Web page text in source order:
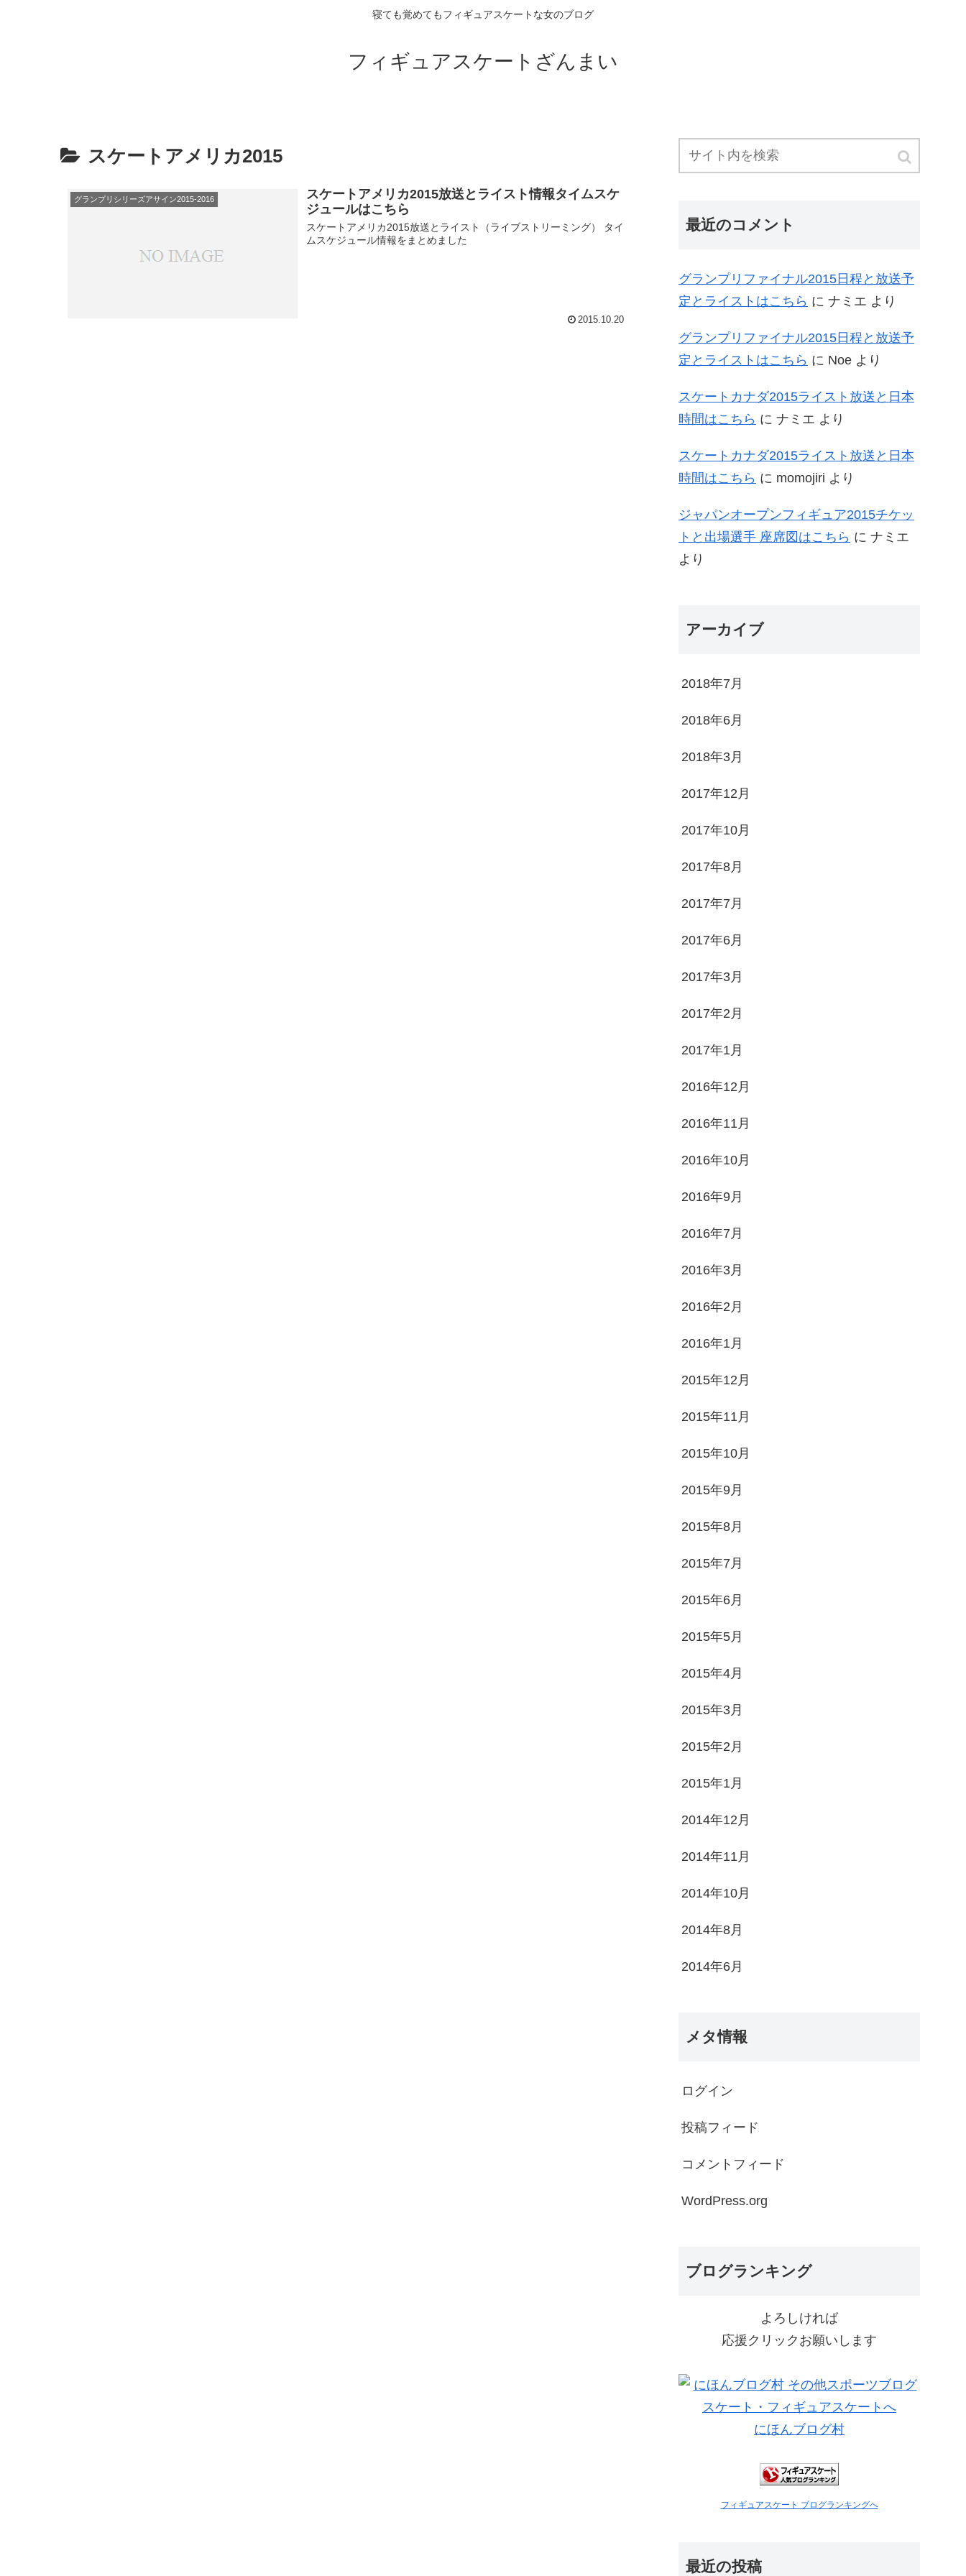
寝ても覚めてもフィギュアスケートな女のブログ
フィギュアスケートざんまい
スケートアメリカ2015
グランプリシリーズアサイン2015-2016
スケートアメリカ2015放送とライスト情報タイムスケ
ジュールはこちら
スケートアメリカ2015放送とライスト（ライブストリーミング） タイ
ムスケジュール情報をまとめました
2015.10.20
最近のコメント
グランプリファイナル2015日程と放送予
定とライストはこちら に ナミエ より
グランプリファイナル2015日程と放送予
定とライストはこちら に Noe より
スケートカナダ2015ライスト放送と日本
時間はこちら に ナミエ より
スケートカナダ2015ライスト放送と日本
時間はこちら に momojiri より
ジャパンオープンフィギュア2015チケッ
トと出場選手 座席図はこちら に ナミエ
より
アーカイブ
2018年7月
2018年6月
2018年3月
2017年12月
2017年10月
2017年8月
2017年7月
2017年6月
2017年3月
2017年2月
2017年1月
2016年12月
2016年11月
2016年10月
2016年9月
2016年7月
2016年3月
2016年2月
2016年1月
2015年12月
2015年11月
2015年10月
2015年9月
2015年8月
2015年7月
2015年6月
2015年5月
2015年4月
2015年3月
2015年2月
2015年1月
2014年12月
2014年11月
2014年10月
2014年8月
2014年6月
メタ情報
ログイン
投稿フィード
コメントフィード
WordPress.org
ブログランキング
よろしければ
応援クリックお願いします
にほんブログ村
フィギュアスケート ブログランキングへ
最近の投稿